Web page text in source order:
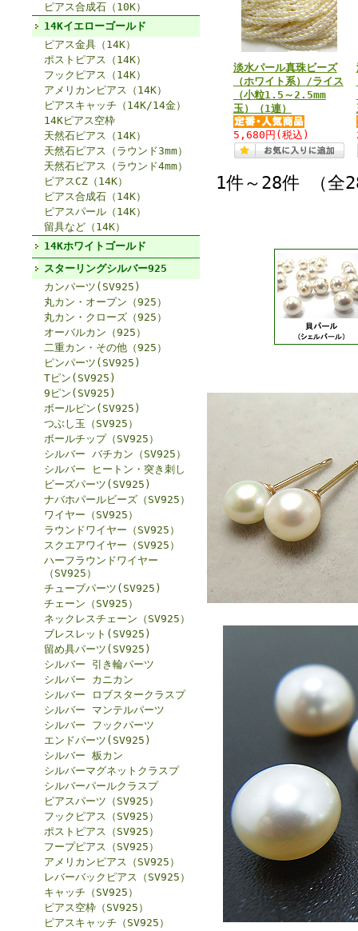
ピアス合成石（10K）
14Kイエローゴールド
ピアス金具（14K）
ポストピアス（14K）
フックピアス（14K）
アメリカンピアス（14K）
ピアスキャッチ（14K/14金）
14Kピアス空枠
天然石ピアス（14K）
天然石ピアス（ラウンド3mm）
天然石ピアス（ラウンド4mm）
ピアスCZ（14K）
ピアス合成石（14K）
ピアスパール（14K）
留具など（14K）
14Kホワイトゴールド
スターリングシルバー925
カンパーツ(SV925)
丸カン・オープン（925）
丸カン・クローズ（925）
オーバルカン（925）
二重カン・その他（925）
ピンパーツ(SV925)
Tピン(SV925)
9ピン(SV925)
ボールピン(SV925)
つぶし玉（SV925）
ボールチップ（SV925）
シルバー バチカン（SV925）
シルバー ヒートン・突き刺し
ビーズパーツ(SV925)
ナバホパールビーズ（SV925）
ワイヤー（SV925）
ラウンドワイヤー（SV925）
スクエアワイヤー（SV925）
ハーフラウンドワイヤー
（SV925）
チューブパーツ(SV925)
チェーン（SV925）
ネックレスチェーン（SV925）
ブレスレット(SV925)
留め具パーツ(SV925)
シルバー 引き輪パーツ
シルバー カニカン
シルバー ロブスタークラスプ
シルバー マンテルパーツ
シルバー フックパーツ
エンドパーツ(SV925)
シルバー 板カン
シルバーマグネットクラスプ
シルバーパールクラスプ
ピアスパーツ（SV925）
フックピアス（SV925）
ポストピアス（SV925）
フープピアス（SV925）
アメリカンピアス（SV925）
レバーバックピアス（SV925）
キャッチ（SV925）
ピアス空枠（SV925）
ピアスキャッチ（SV925）
淡水パール真珠ビーズ
（ホワイト系）/ライス
（小粒1.5～2.5mm
玉）（1連）
5,680円 (税込)
1件～28件 （全